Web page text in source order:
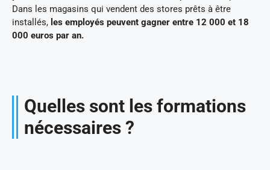
Dans les magasins qui vendent des stores prêts à être
installés, les employés peuvent gagner entre 12 000 et 18
000 euros par an.
Quelles sont les formations
nécessaires ?